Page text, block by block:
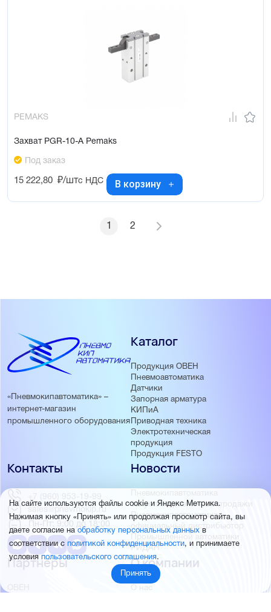
PEMAKS
Захват PGR-10-A Pemaks
Под заказ
15 222,80 ₽/штс НДС В корзину
1 2
«Пневмокипавтоматика» –
интернет-магазин
промышленного оборудования
Каталог
Продукция ОВЕН
Пневмоавтоматика
Датчики
Запорная арматура
КИПиА
Приводная техника
Электротехническая
продукция
Продукция FESTO
Новости
Пневмокипавтоматика
запустила розничные продажи
Пневмокипавтоматика –
официальный дистрибьютор
Промышленной автоматики
РИДАН
Партнёры
ОВЕН
О компании
О нас
Контакты
+7 (960) 953-19-99
sales@pnevmokip.ru
Пн-Пт: 9:00 до 18:00
На сайте используются файлы cookie и Яндекс Метрика.
Нажимая кнопку «Принять» или продолжая просмотр сайта, вы
даете согласие наобработку персональных данных в
соответствии с политикой конфиденциальности, и принимаете
условия пользовательского соглашения.
Принять